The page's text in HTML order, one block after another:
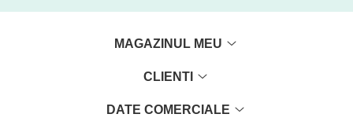
MAGAZINUL MEU
CLIENTI
DATE COMERCIALE